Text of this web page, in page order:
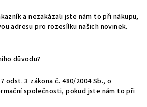
a nezakázali jste nám to při nákupu,
adresu pro rozesílku našich novinek.
důvodu?
odst. 3 zákona č. 480/2004 Sb., o
společnosti, pokud jste nám to při